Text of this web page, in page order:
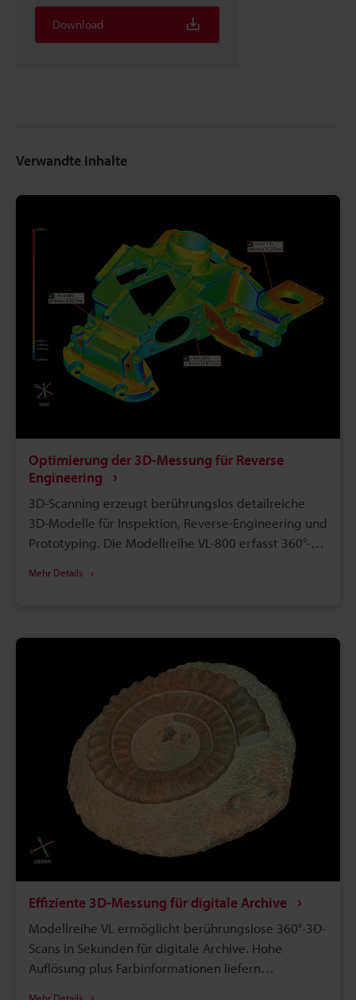
Download
Verwandte Inhalte
Optimierung der 3D-Messung für Reverse
Engineering
3D-Scanning erzeugt berührungslos detailreiche
3D-Modelle für Inspektion, Reverse-Engineering und
Prototyping. Die Modellreihe VL-800 erfasst 360°-
nötig. Scandaten ermöglichen CAD-Erstellung, DXF/
Bedienereinfluss, beschleunigt Prüfzyklen und
Mehr Details
Effiziente 3D-Messung für digitale Archive
Modellreihe VL ermöglicht berührungslose 360°-3D-
Scans in Sekunden für digitale Archive. Hohe
Auflösung plus Farbinformationen liefern
Mehr Details